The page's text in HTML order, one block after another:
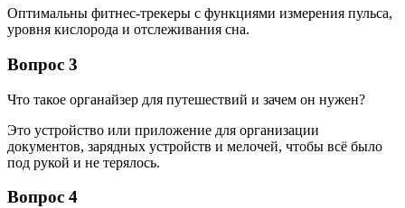
Оптимальны фитнес-трекеры с функциями измерения пульса,
уровня кислорода и отслеживания сна.
Вопрос 3
Что такое органайзер для путешествий и зачем он нужен?
Это устройство или приложение для организации
документов, зарядных устройств и мелочей, чтобы всё было
под рукой и не терялось.
Вопрос 4